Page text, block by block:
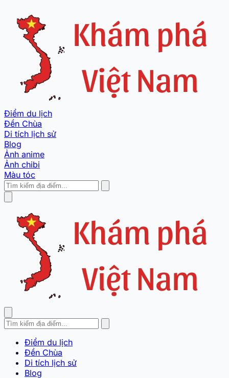
Điểm du lịch
Đền Chùa
Di tích lịch sử
Blog
Ảnh anime
Ảnh chibi
Màu tóc
Điểm du lịch
Đền Chùa
Di tích lịch sử
Blog